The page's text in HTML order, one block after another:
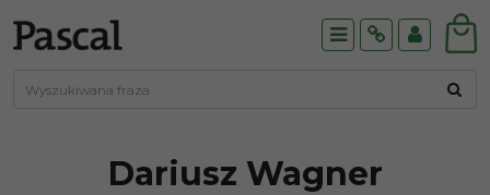
MenuInfoPanel
Dariusz Wagner